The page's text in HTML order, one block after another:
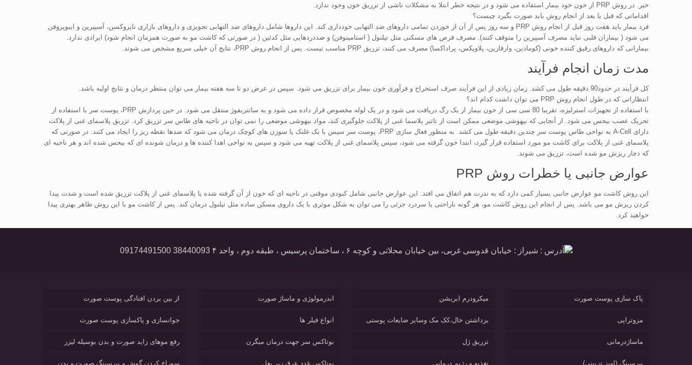
خیر. در روش PRP از خون خود بیمار استفاده می شود و در نتیجه خطر ابتلا به مشکلات ناشی از تزریق خون وجود ندارد.
اقداماتی که قبل یا بعد از انجام روش باید صورت بگیرد چیست؟
فرد بیمار باید هفت روز قبل از انجام روش PRP و سه روز پس از آن از خوردن تمامی داروهای ضد التهابی خودداری کند. این داروها شامل داروهای ضد التهابی تجویزی و داروهای بازاری ناپروکسن، آسپیرین و ایبوپروفن
می شود ( بیماران قلبی نباید مصرف آسپیرین را متوقف کنند). مصرف قرص های مسکنی مثل تیلنول ( استامینوفن) و ضددردهایی مثل کدئین ( در صورتی که کاشت مو به صورت همزمان انجام شود) ایرادی ندارد.
بیمارانی که داروهای رقیق کننده خونی (کومادین، وارفارین، پلاویکس، پراداکسا) مصرف می کنند، تزریق PRP مناسب نیست. پس از انجام روش PRP، نتایج آن خیلی سریع مشخص می شوند.
مدت زمان انجام فرآیند
کل فرآیند در حدود90 دقیقه طول می کشد. زمان زیادی از این فرآیند صرف استخراج و فرآوری خون بیمار برای تزریق می شود. سپس در عرض دو تا سه هفته بیمار می توان منتظر درمان و نتایج اولیه باشد.
انتظاراتی که در طول انجام روش PRP می توان داشت کدام اند؟
با استفاده از تجهیزات استرلیزه، تقریبا 80 سی سی از خون بیمار از یک رگ دریافت می شود و در یک لوله مخصوص قرار داده می شود و به سانتریفوژ منتقل می شود. در حین پردازش PRP، پوست سر با استفاده از
تحریک عصب بیحس می شود. از آنجایی که بیهوشی موضعی ممکن است از تاثیر پلاسما غنی از پلاکت جلوگیری کند، مواد بیهوشی موضعی را نمی توان در ناحیه های طاس سر تزریق کرد. تزریق پلاسمای غنی از پلاکت
دارای A-Cell به نواحی طاس پوست سر چندین دقیقه طول می کشد. به منظور فعال سازی PRP، پوست سر سپس با یک غلتک یا سوزن های کوچک درمان می شود که صدها نقطه ریز را ایجاد می کنند. در صورتی که
پلاسمای غنی از پلاکت برای کاشت مو مورد استفاده قرار گیرد، ابتدا خون گرفته می شود، سپس پلاسمای غنی از پلاکت تهیه می شود و سپس به نواحی اهدا کننده ها و درمان شونده ای که بیحس شده اند و هر ناحیه ای
که دچار ریزش مو شده است، تزریق می شوند.
عوارض جانبی یا خطرات روش PRP
این روش کاشت مو عوارض جانبی بسیار کمی دارد که به ندرت هم اتفاق می افتد. این عوارض جانبی شامل کبودی موقتی در ناحیه ای که خون از آن گرفته شده یا پلاسمای غنی از پلاکت تزریق شده است و شدت پیدا
کردن ریزش مو می باشد. پس از انجام این روش کاشت مو، هر گونه ناراحتی یا سردرد جزئی را می توان به شکل موثری با یک داروی مسکن ساده مثل تیلنول درمان کند. پس از کاشت مو با این روش ظاهر بهتری پیدا
خواهید کرد.
آدرس : شیراز : خیابان قدوسی غربی، بین خیابان محلاتی و کوچه ۶ ، ساختمان پرسیس ، طبقه دوم ، واحد ۴ 38440093 09174491500
پاک سازی پوست صورت
مزوتراپی
ماساژدرمانی
پیرسینگ (اویز تزیینی)
میکرودرم ابریشن
برداشتن خال،کک مک وسایر ضایعات پوستی
تزریق ژل
تغذیه و رژیم درمانی
اندرمولوژی و ماساژ صورت
انواع فیلر ها
بوتاکس سر جهت درمان میگرن
بوتاکس غدد عرق زیر بغل
از بین بردن افتادگی پوست صورت
جوانسازی و پاکسازی پوست صورت
رفع موهای زاید صورت و بدن بوسیله لیزر
سوراخ کردن گوش و پیرسینگ صورت و بدن